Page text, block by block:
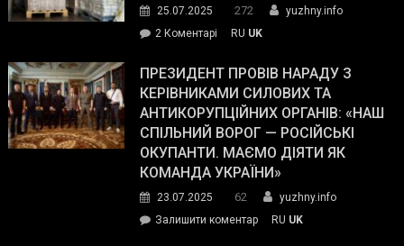
The
Street
Journal.
25.07.2025 272
yuzhny.info
2 Коментарі
Південному
працівникам
ОПЗ
з
матеріального
резерву
гуманітарну
допомогу
RU UK
ПРЕЗИДЕНТ ПРОВІВ НАРАДУ З
КЕРІВНИКАМИ СИЛОВИХ ТА
АНТИКОРУПЦІЙНИХ ОРГАНІВ: «НАШ
СПІЛЬНИЙ ВОРОГ — РОСІЙСЬКІ
ОКУПАНТИ. МАЄМО ДІЯТИ ЯК
КОМАНДА УКРАЇНИ»
23.07.2025 62
yuzhny.info
Залишити коментарon
RU UK